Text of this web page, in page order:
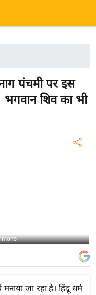
पंचमी पर इस
भगवान शिव का भी
जा रहा है। हिंदू धर्म